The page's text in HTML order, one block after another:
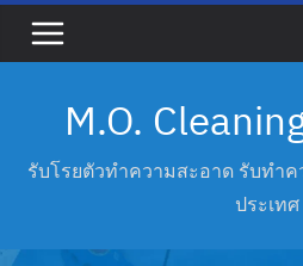
M.O.
รับโรยตัวทำความสะอาด รับทำ
ประเทศ